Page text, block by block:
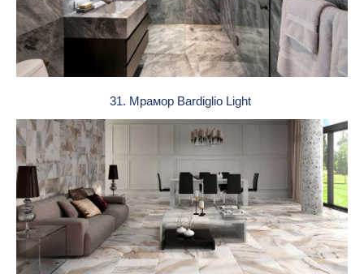
31. Мрамор Bardiglio Light